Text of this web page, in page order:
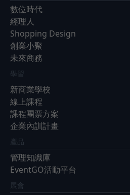
數位時代
經理人
Shopping Design
創業小聚
未來商務
學習
新商業學校
線上課程
課程團票方案
企業內訓計畫
產品
管理知識庫
EventGO活動平台
展會